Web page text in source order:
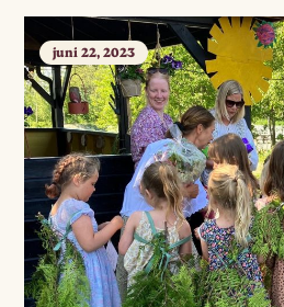
juni 22, 2023